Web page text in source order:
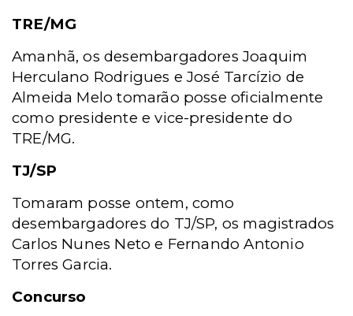
TRE/MG
Amanhã, os desembargadores Joaquim
Herculano Rodrigues e José Tarcízio de
Almeida Melo tomarão posse oficialmente
como presidente e vice-presidente do
TRE/MG.
TJ/SP
Tomaram posse ontem, como
desembargadores do TJ/SP, os magistrados
Carlos Nunes Neto e Fernando Antonio
Torres Garcia.
Concurso